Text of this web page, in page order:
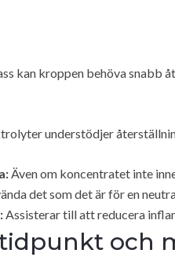
kan kroppen behöva snabb
understödjer
Även om koncentratet inte
det som det är för en
Assisterar till att reducera
och